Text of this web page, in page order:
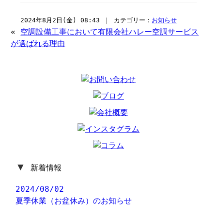
2024年8月2日(金) 08:43 ｜ カテゴリー： お知らせ
« 空調設備工事において有限会社ハレー空調サービス
が選ばれる理由
▼ 新着情報
2024/08/02
夏季休業（お盆休み）のお知らせ